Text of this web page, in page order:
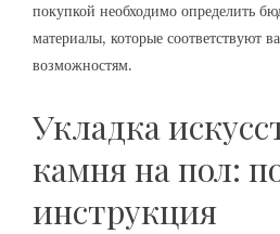
покупкой необходимо определить
материалы, которые соответствуют
возможностям.
Укладка
камня на пол:
инструкция